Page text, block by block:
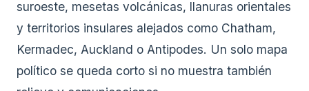
suroeste, mesetas volcánicas, llanuras orientales
y territorios insulares alejados como Chatham,
Kermadec, Auckland o Antipodes. Un solo mapa
político se queda corto si no muestra también